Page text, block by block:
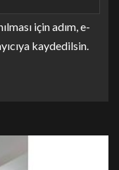
için adım, e-
kaydedilsin.